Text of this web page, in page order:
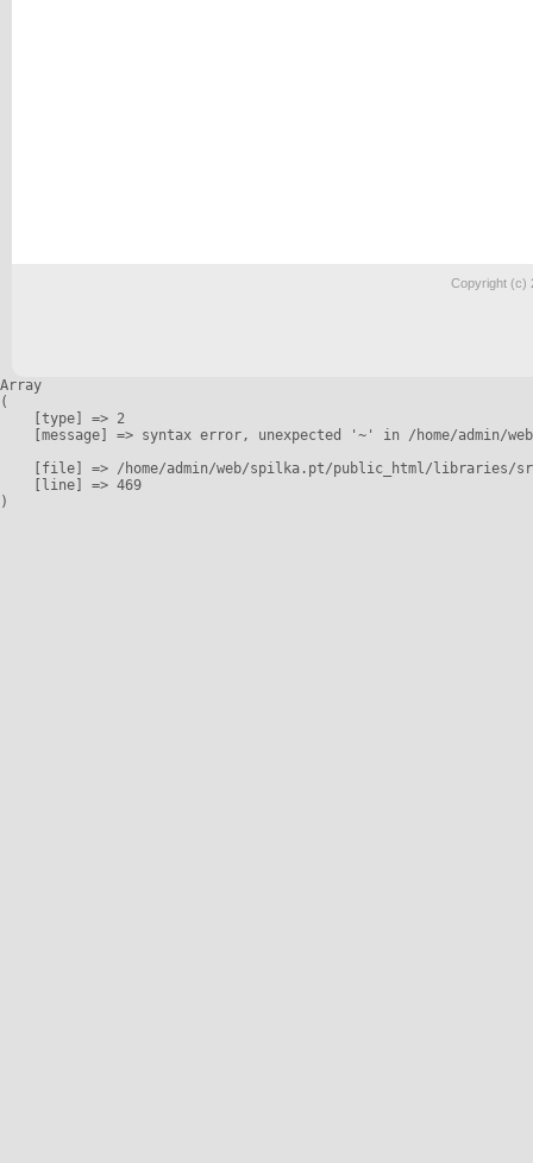
Copyright (c)
Array
(
    [type] => 2
[message] => syntax error, unexpected '~' in /home/admin/
[file] => /home/admin/web/spilka.pt/public_html/libraries/
    [line] => 469